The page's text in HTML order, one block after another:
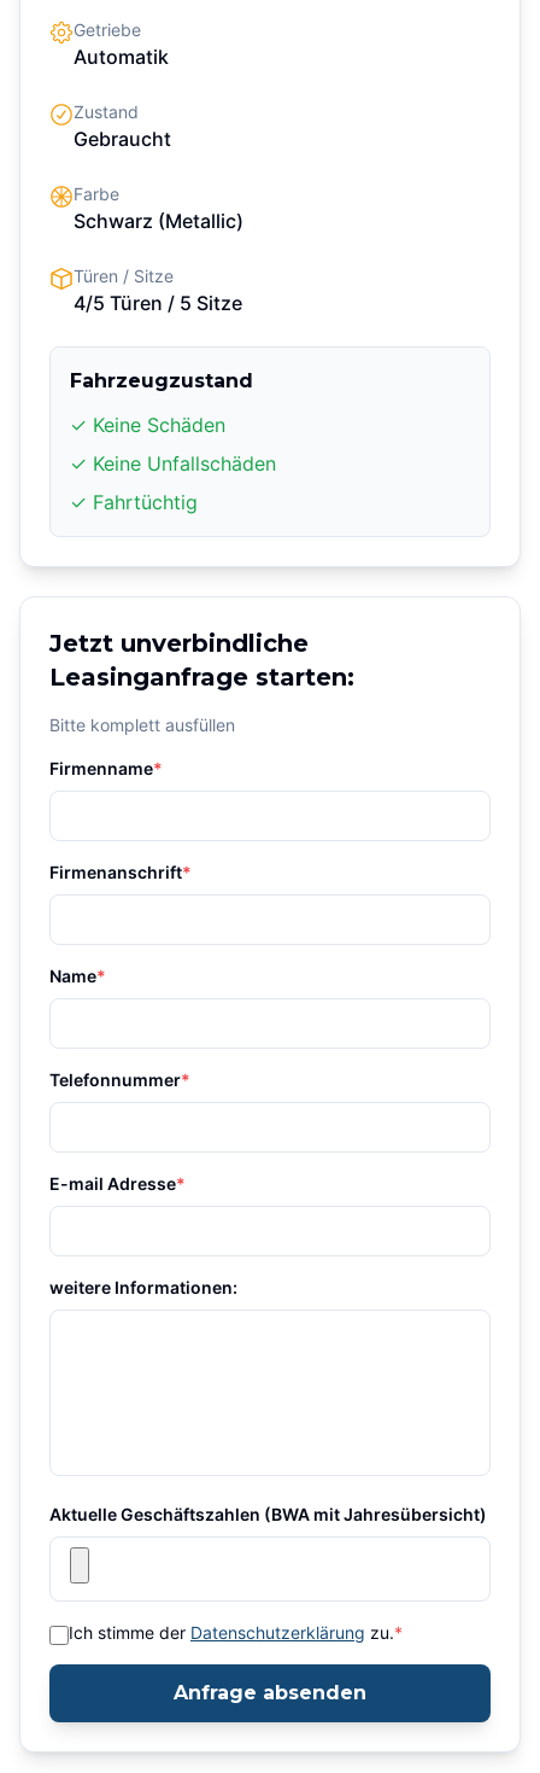
Getriebe
Automatik
Zustand
Gebraucht
Farbe
Schwarz (Metallic)
Türen / Sitze
4/5 Türen / 5 Sitze
Fahrzeugzustand
✓ Keine Schäden
✓ Keine Unfallschäden
✓ Fahrtüchtig
Jetzt unverbindliche
Leasinganfrage starten:
Bitte komplett ausfüllen
Firmenname*
Firmenanschrift*
Name*
Telefonnummer*
E-mail Adresse*
weitere Informationen:
Aktuelle Geschäftszahlen (BWA mit Jahresübersicht)
Ich stimme der Datenschutzerklärung zu.*
Anfrage absenden